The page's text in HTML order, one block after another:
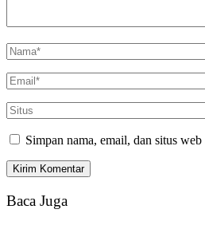
Simpan nama, email, dan situs
Baca Juga